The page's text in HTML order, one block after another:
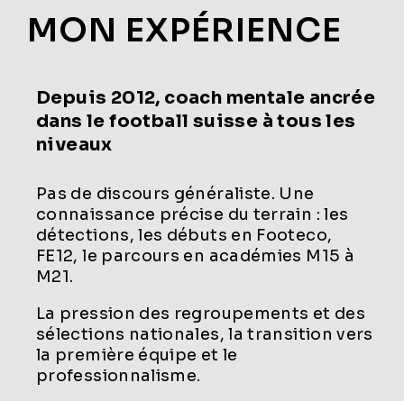
MON EXPÉRIENCE
Depuis 2012, coach mentale ancrée
dans le football suisse à tous les
niveaux
Pas de discours généraliste. Une
connaissance précise du terrain : les
détections, les débuts en Footeco,
FE12, le parcours en académies M15 à
M21.
La pression des regroupements et des
sélections nationales, la transition vers
la première équipe et le
professionnalisme.